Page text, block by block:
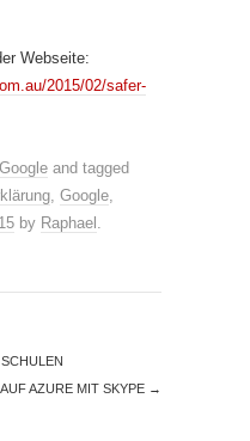
Webseite:
2015/02/safer-
Google and tagged
, Google,
by Raphael .
AZURE MIT SKYPE →